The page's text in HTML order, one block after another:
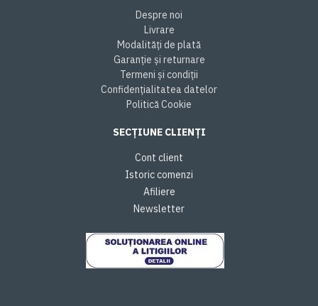
Despre noi
Livrare
Modalități de plată
Garanție și returnare
Termeni și condiții
Confidențialitatea datelor
Politică Cookie
SECȚIUNE CLIENȚI
Cont client
Istoric comenzi
Afiliere
Newsletter